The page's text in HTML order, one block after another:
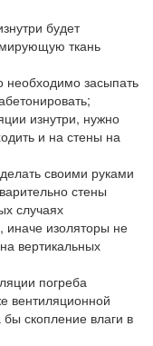
будет
ткань
необходимо засыпать
изнутри, нужно
и на стены на
своими руками
стены
случаях
иначе изоляторы не
вертикальных
погреба
вентиляционной
скопление влаги в